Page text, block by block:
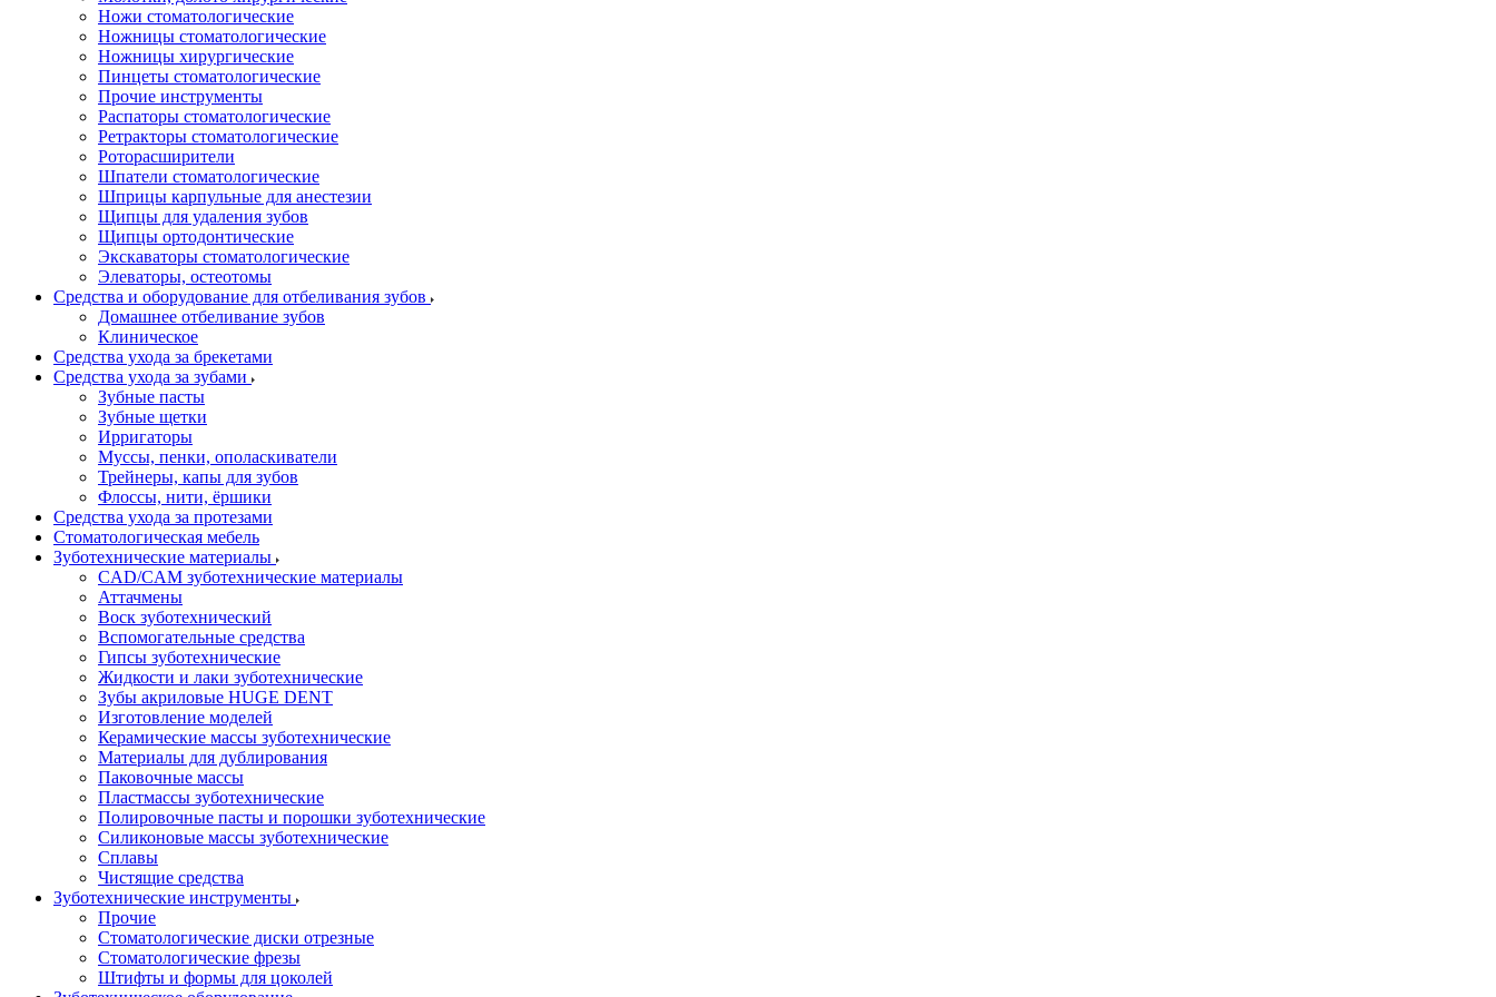
Ножи стоматологические
Ножницы стоматологические
Ножницы хирургические
Пинцеты стоматологические
Прочие инструменты
Распаторы стоматологические
Ретракторы стоматологические
Роторасширители
Шпатели стоматологические
Шприцы карпульные для анестезии
Щипцы для удаления зубов
Щипцы ортодонтические
Экскаваторы стоматологические
Элеваторы, остеотомы
Средства и оборудование для отбеливания зубов
Домашнее отбеливание зубов
Клиническое
Средства ухода за брекетами
Средства ухода за зубами
Зубные пасты
Зубные щетки
Ирригаторы
Муссы, пенки, ополаскиватели
Трейнеры, капы для зубов
Флоссы, нити, ёршики
Средства ухода за протезами
Стоматологическая мебель
Зуботехнические материалы
CAD/CAM зуботехнические материалы
Аттачмены
Воск зуботехнический
Вспомогательные средства
Гипсы зуботехнические
Жидкости и лаки зуботехнические
Зубы акриловые HUGE DENT
Изготовление моделей
Керамические массы зуботехнические
Материалы для дублирования
Паковочные массы
Пластмассы зуботехнические
Полировочные пасты и порошки зуботехнические
Силиконовые массы зуботехнические
Сплавы
Чистящие средства
Зуботехнические инструменты
Прочие
Стоматологические диски отрезные
Стоматологические фрезы
Штифты и формы для цоколей